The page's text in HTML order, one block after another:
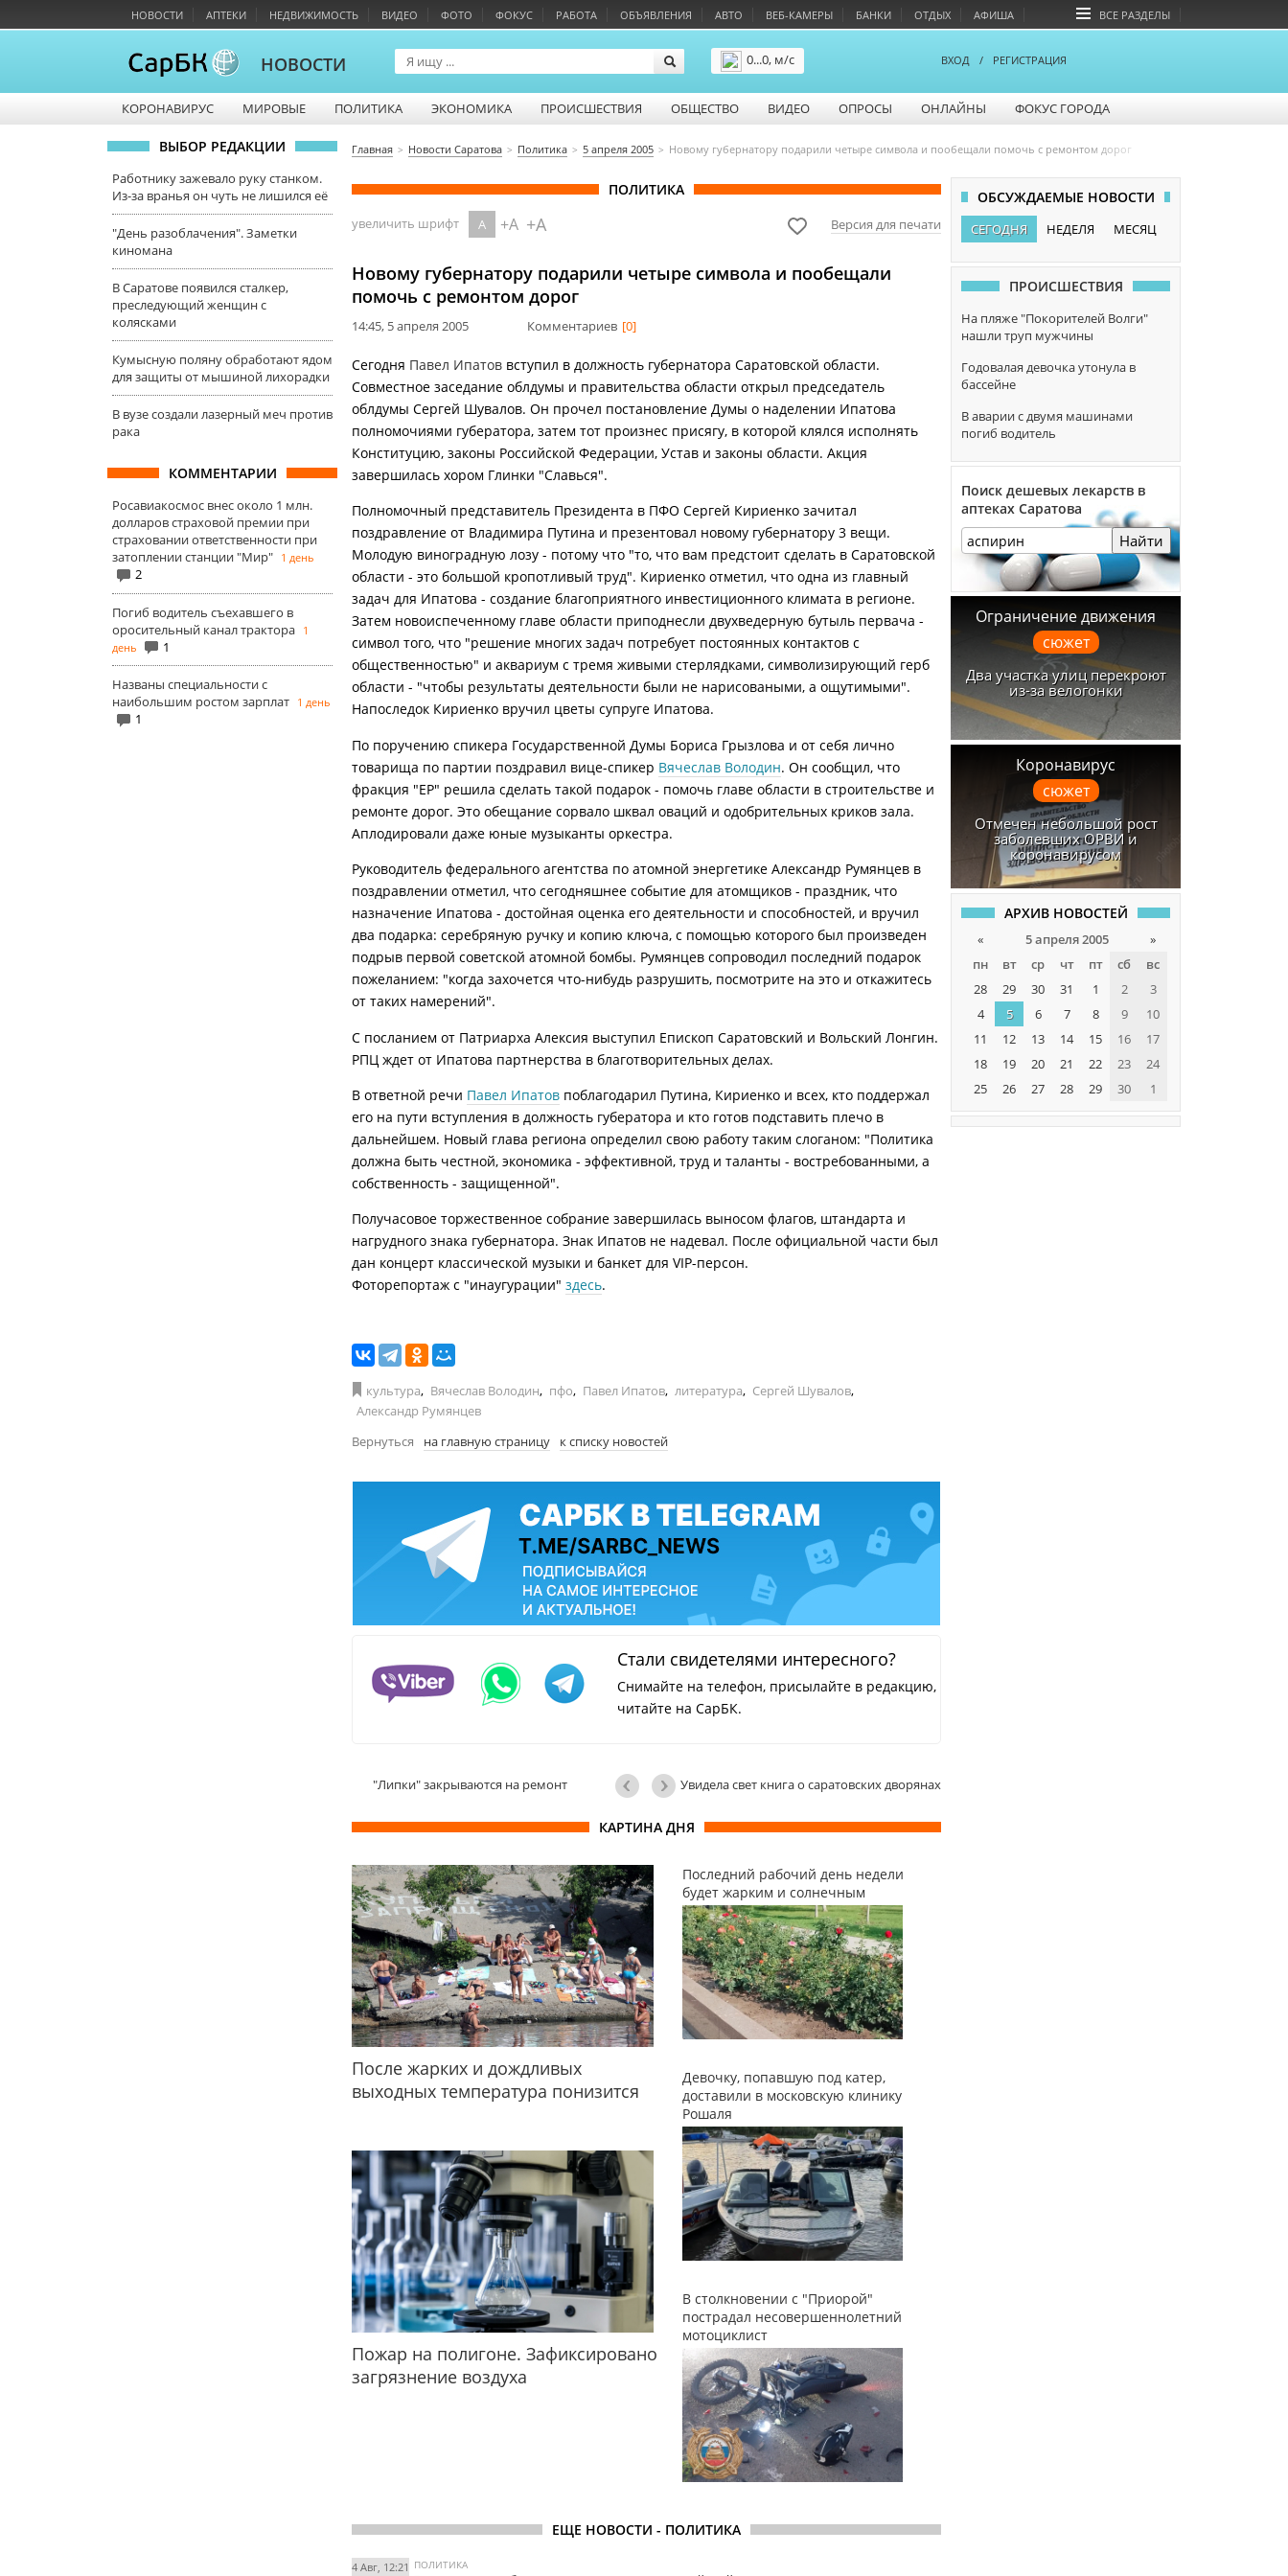
НОВОСТИ АПТЕКИ НЕДВИЖИМОСТЬ ВИДЕО ФОТО ФОКУС РАБОТА ОБЪЯВЛЕНИЯ АВТО ВЕБ-КАМЕРЫ БАНКИ ОТДЫХ АФИША ВСЕ РАЗДЕЛЫ
НОВОСТИ
0...0, м/с
ВХОД / РЕГИСТРАЦИЯ
КОРОНАВИРУС МИРОВЫЕ ПОЛИТИКА ЭКОНОМИКА ПРОИСШЕСТВИЯ ОБЩЕСТВО ВИДЕО ОПРОСЫ ОНЛАЙНЫ ФОКУС ГОРОДА
ВЫБОР РЕДАКЦИИ
Работнику зажевало руку станком.
Из-за вранья он чуть не лишился её
"День разоблачения". Заметки
киномана
В Саратове появился сталкер,
преследующий женщин с
колясками
Кумысную поляну обработают ядом
для защиты от мышиной лихорадки
В вузе создали лазерный меч против
рака
КОММЕНТАРИИ
Росавиакосмос внес около 1 млн.
долларов страховой премии при
страховании ответственности при
затоплении станции "Мир" 1 день
2
Погиб водитель съехавшего в
оросительный канал трактора 1
день
1
Названы специальности с
наибольшим ростом зарплат 1 день
1
Главная Новости Саратова Политика 5 апреля 2005 Новому губернатору подарили четыре символа и пообещали помочь с ремонтом дорог
ПОЛИТИКА
увеличить шрифт A +A +A Версия для печати
Новому губернатору подарили четыре символа и пообещали
помочь с ремонтом дорог
14:45, 5 апреля 2005 Комментариев [0]
Сегодня Павел Ипатов вступил в должность губернатора Саратовскoй области.
Совместное заседание облдумы и правительства области открыл председатель
облдумы Сергей Шувалов. Он прочел постановление Думы о наделении Ипатова
полномочиями губератора, затем тот произнес присягу, в которой клялся исполнять
Конституцию, законы Российской Федерации, Устав и законы области. Акция
завершилась хором Глинки "Славься".
Полномочный представитель Президента в ПФО Сергей Кириенко зачитал
поздравление от Владимира Путина и презентовал новому губернатору 3 вещи.
Молодую виноградную лозу - потому что "то, что вам предстоит сделать в Саратовской
области - это большой кропотливый труд". Кириенко отметил, что одна из главный
задач для Ипатова - создание благоприятного инвестиционного климата в регионе.
Затем новоиспеченному главе области приподнесли двухведерную бутыль первача -
символ того, что "решение многих задач потребует постоянных контактов с
общественностью" и аквариум с тремя живыми стерлядками, символизирующий герб
области - "чтобы результаты деятельности были не нарисоваными, а ощутимыми".
Напоследок Кириенко вручил цветы супруге Ипатова.
По поручению спикера Государственной Думы Бориса Грызлова и от себя лично
товарища по партии поздравил вице-спикер Вячеслав Володин. Он сообщил, что
фракция "ЕР" решила сделать такой подарок - помочь главе области в строительстве и
ремонте дорог. Это обещание сорвало шквал оваций и одобрительных криков зала.
Аплодировали даже юные музыканты оркестра.
Руководитель федерального агентства по атомной энергетике Александр Румянцев в
поздравлении отметил, что сегодняшнее событие для атомщиков - праздник, что
назначение Ипатова - достойная оценка его деятельности и способностей, и вручил
два подарка: серебряную ручку и копию ключа, с помощью которого был произведен
подрыв первой советской атомной бомбы. Румянцев сопроводил последний подарок
пожеланием: "когда захочется что-нибудь разрушить, посмотрите на это и откажитесь
от таких намерений".
С посланием от Патриарха Алексия выступил Епископ Саратовский и Вольский Лонгин.
РПЦ ждет от Ипатова партнерства в благотворительных делах.
В ответной речи Павел Ипатов поблагодарил Путина, Кириенко и всех, кто поддержал
его на пути вступления в должность губератора и кто готов подставить плечо в
дальнейшем. Новый глава региона определил свою работу таким слоганом: "Политика
должна быть честной, экономика - эффективной, труд и таланты - востребованными, а
собственность - защищенной".
Получасовое торжественное собрание завершилась выносом флагов, штандарта и
нагрудного знака губернатора. Знак Ипатов не надевал. После официальной части был
дан концерт классической музыки и банкет для VIP-персон.
Фоторепортаж с "инаугурации" здесь.
культура, Вячеслав Володин, пфо, Павел Ипатов, литература, Сергей Шувалов,
Александр Румянцев
Вернуться
на главную страницу к списку новостей
Стали свидетелями интересного?
Снимайте на телефон, присылайте в редакцию,
читайте на СарБК.
"Липки" закрываются на ремонт Увидела свет книга о саратовских дворянах
КАРТИНА ДНЯ
После жарких и дождливых
выходных температура понизится
Пожар на полигоне. Зафиксировано
загрязнение воздуха
Последний рабочий день недели
будет жарким и солнечным
Девочку, попавшую под катер,
доставили в московскую клинику
Рошаля
В столкновении с "Приорой"
пострадал несовершеннолетний
мотоциклист
ЕЩЕ НОВОСТИ - ПОЛИТИКА
4 Авг, 12:21 ПОЛИТИКА
ОБСУЖДАЕМЫЕ НОВОСТИ
СЕГОДНЯ НЕДЕЛЯ МЕСЯЦ
ПРОИСШЕСТВИЯ
На пляже "Покорителей Волги"
нашли труп мужчины
Годовалая девочка утонула в
бассейне
В аварии с двумя машинами
погиб водитель
Поиск дешевых лекарств в
аптеках Саратова
Найти
Ограничение движения
сюжет
Два участка улиц перекроют
из-за велогонки
Коронавирус
сюжет
Отмечен небольшой рост
заболевших ОРВИ и
коронавирусом
АРХИВ НОВОСТЕЙ
« 5 апреля 2005
»
пн
вт ср чт пт сб
вс
28
29 30 31 1 2
3
4
5 6 7 8 9
10
11
12 13 14 15 16
17
18
19 20 21 22 23
24
25
26 27 28 29 30 1